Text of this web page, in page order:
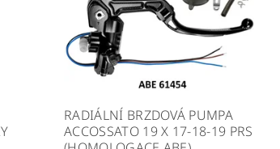
RADIÁLNÍ BRZDOVÁ PUMPA
ACCOSSATO 19 X 17-18-19 PRS